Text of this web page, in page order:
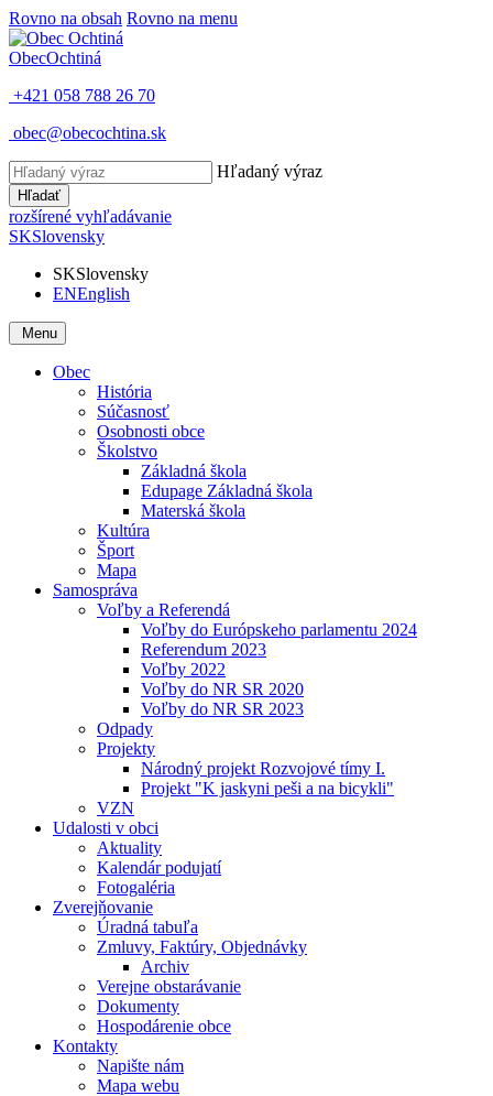
Rovno na obsah Rovno na menu
ObecOchtiná
+421 058 788 26 70
obec@obecochtina.sk
Hľadaný výraz
Hľadať
rozšírené vyhľadávanie
SKSlovensky
SKSlovensky
ENEnglish
Menu
Obec
História
Súčasnosť
Osobnosti obce
Školstvo
Základná škola
Edupage Základná škola
Materská škola
Kultúra
Šport
Mapa
Samospráva
Voľby a Referendá
Voľby do Európskeho parlamentu 2024
Referendum 2023
Voľby 2022
Voľby do NR SR 2020
Voľby do NR SR 2023
Odpady
Projekty
Národný projekt Rozvojové tímy I.
Projekt "K jaskyni peši a na bicykli"
VZN
Udalosti v obci
Aktuality
Kalendár podujatí
Fotogaléria
Zverejňovanie
Úradná tabuľa
Zmluvy, Faktúry, Objednávky
Archiv
Verejne obstarávanie
Dokumenty
Hospodárenie obce
Kontakty
Napište nám
Mapa webu